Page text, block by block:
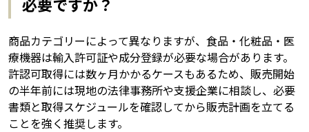
商品カテゴリーによって異なりますが、食品・化粧品・医
療機器は輸入許可証や成分登録が必要な場合があります。
許認可取得には数ヶ月かかるケースもあるため、販売開始
の半年前には現地の法律事務所や支援企業に相談し、必要
書類と取得スケジュールを確認してから販売計画を立てる
ことを強く推奨します。